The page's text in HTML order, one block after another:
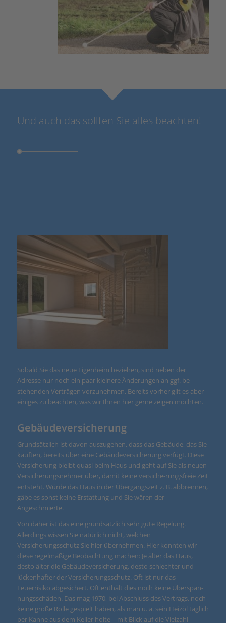
Und auch das sollten Sie alles beachten!
Sobald Sie das neue Eigenheim beziehen, sind neben der
Adresse nur noch ein paar kleinere Änderungen an ggf. be-
stehenden Verträgen vorzunehmen. Bereits vorher gilt es aber
einiges zu beachten, was wir Ihnen hier gerne zeigen möchten.
Gebäudeversicherung
Grundsätzlich ist davon auszugehen, dass das Gebäude, das Sie
kauften, bereits über eine Gebäudeversicherung verfügt. Diese
Versicherung bleibt quasi beim Haus und geht auf Sie als neuen
Versicherungsnehmer über, damit keine versiche-rungsfreie Zeit
entsteht. Würde das Haus in der Übergangszeit z. B. abbrennen,
gäbe es sonst keine Erstattung und Sie wären der
Angeschmierte.
Von daher ist das eine grundsätzlich sehr gute Regelung.
Allerdings wissen Sie natürlich nicht, welchen
Versicherungsschutz Sie hier übernehmen. Hier konnten wir
diese regelmäßige Beobachtung machen: Je älter das Haus,
desto älter die Gebäudeversicherung, desto schlechter und
lückenhafter der Versicherungsschutz. Oft ist nur das
Feuerrisiko abgesichert. Oft enthält dies noch keine Überspan-
nungsschäden. Das mag 1970, bei Abschluss des Vertrags, noch
keine große Rolle gespielt haben, als man u. a. sein Heizöl täglich
per Kanne aus dem Keller holte – mit Blick auf die Vielzahl